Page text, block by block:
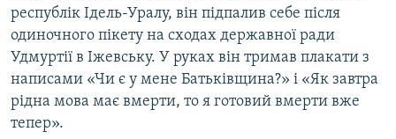
республік Ідель-Уралу, він підпалив себе після
одиночного пікету на сходах державної ради
Удмуртії в Іжевську. У руках він тримав плакати з
написами «Чи є у мене Батьківщина?» і «Як завтра
рідна мова має вмерти, то я готовий вмерти вже
тепер».